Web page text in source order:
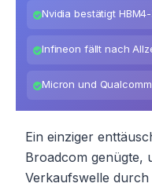
Nvidia bestätigt
Infineon fällt nach
Micron und
Ein einziger
Broadcom genügte,
Verkaufswelle